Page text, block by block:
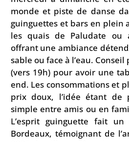
monde et piste de danse
guinguettes et bars en plein
les quais de Paludate ou
offrant une ambiance
sable ou face à l’eau.
(vers 19h) pour avoir une
end. Les consommations et
prix doux, l’idée étant de
simple entre amis ou en
L’esprit guinguette fait
Bordeaux, témoignant de